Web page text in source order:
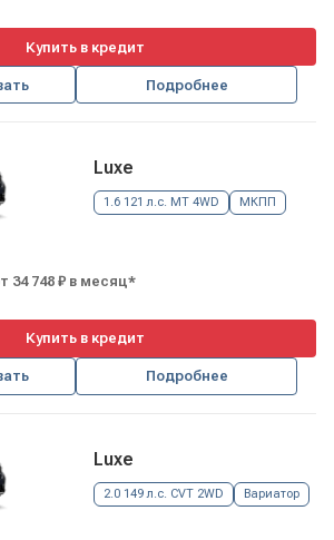
Купить в кредит
Подробнее
Luxe
1.6 121 л.с. MT 4WD МКПП
34 748 ₽ в месяц*
Купить в кредит
Подробнее
Luxe
2.0 149 л.с. CVT 2WD Вариатор